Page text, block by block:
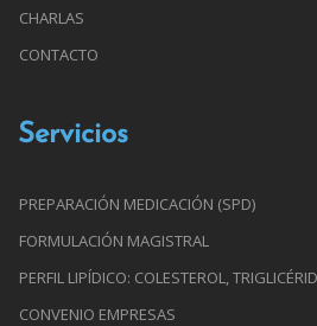
CHARLAS
CONTACTO
Servicios
PREPARACIÓN MEDICACIÓN (SPD)
FORMULACIÓN MAGISTRAL
PERFIL LIPÍDICO: COLESTEROL,
CONVENIO EMPRESAS